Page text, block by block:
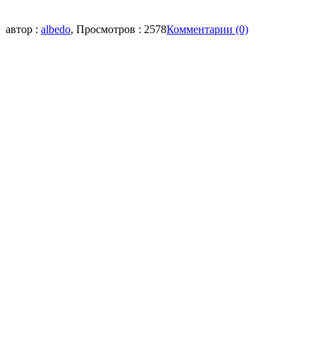
автор : albedo, Просмотров : 2578Комментарии (0)